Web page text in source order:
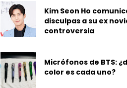
Kim Seon Ho
disculpas a su ex
controversia
Micrófonos de BTS:
color es cada uno?